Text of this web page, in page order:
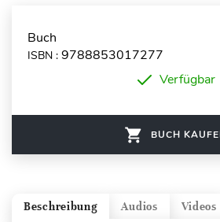
Buch
ISBN : 9788853017277
Verfügbar
BUCH
Videos
Audios
Beschreibung